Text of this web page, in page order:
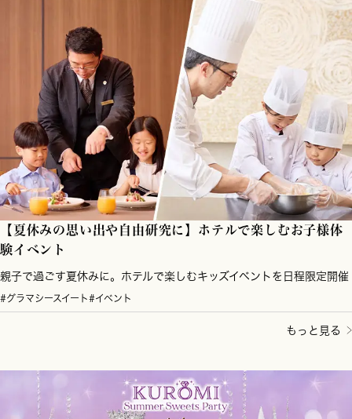
【夏休みの思い出や自由研究に】ホテルで楽しむお子様体
験イベント
親子で過ごす夏休みに。ホテルで楽しむキッズイベントを日程限定開催
#グラマシースイート#イベント
もっと見る